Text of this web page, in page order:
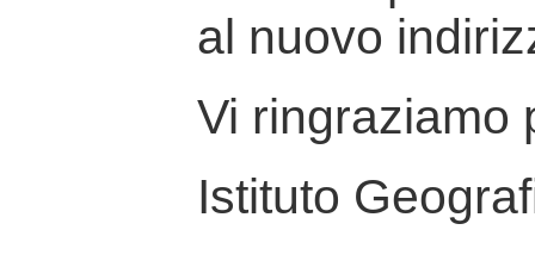
al nuovo
Vi ringraziamo
Istituto